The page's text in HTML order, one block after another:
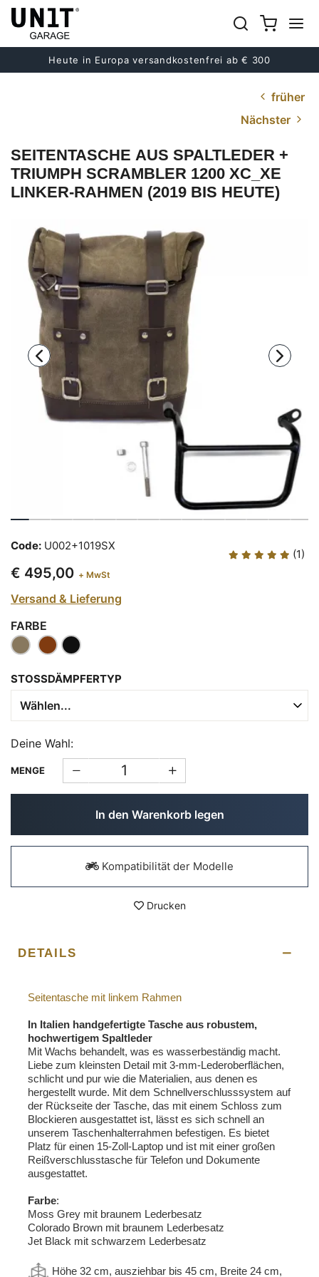
Heute in Europa versandkostenfrei ab € 300
früher
Nächster
SEITENTASCHE AUS SPALTLEDER +
TRIUMPH SCRAMBLER 1200 XC_XE
LINKER-RAHMEN (2019 BIS HEUTE)
(1)
Code: U002+1019SX
€ 495,00 + MwSt
Versand & Lieferung
FARBE
STOSSDÄMPFERTYP
Deine Wahl:
MENGE
In den Warenkorb legen
Kompatibilität der Modelle
Drucken
DETAILS
Seitentasche mit linkem Rahmen
In Italien handgefertigte Tasche aus robustem,
hochwertigem Spaltleder
Mit Wachs behandelt, was es wasserbeständig macht.
Liebe zum kleinsten Detail mit 3-mm-Lederoberflächen,
schlicht und pur wie die Materialien, aus denen es
hergestellt wurde. Mit dem Schnellverschlusssystem auf
der Rückseite der Tasche, das mit einem Schloss zum
Blockieren ausgestattet ist, lässt es sich schnell an
unserem Taschenhalterrahmen befestigen. Es bietet
Platz für einen 15-Zoll-Laptop und ist mit einer großen
Reißverschlusstasche für Telefon und Dokumente
ausgestattet.
Farbe:
Moss Grey mit braunem Lederbesatz
Colorado Brown mit braunem Lederbesatz
Jet Black mit schwarzem Lederbesatz
Höhe 32 cm, ausziehbar bis 45 cm, Breite 24 cm,